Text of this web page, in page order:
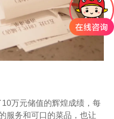
万元储值的辉煌成绩，每
服务和可口的菜品，也让